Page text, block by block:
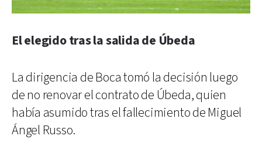
El elegido tras la salida de Úbeda
La dirigencia de Boca tomó la decisión luego
de no renovar el contrato de Úbeda, quien
había asumido tras el fallecimiento de Miguel
Ángel Russo.